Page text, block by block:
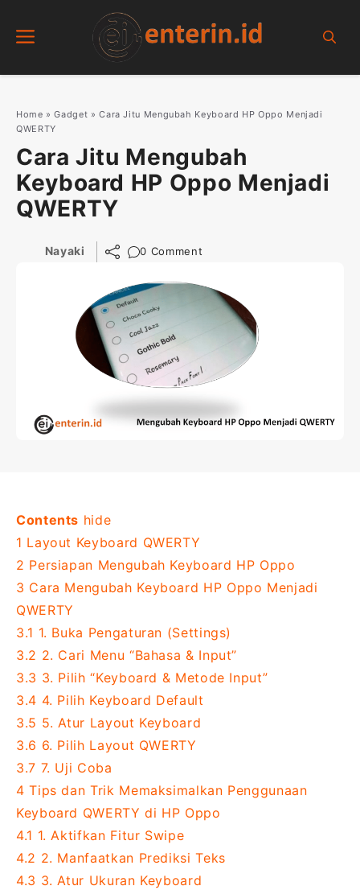
Menu
Home »Gadget »Cara Jitu Mengubah Keyboard HP Oppo Menjadi
QWERTY
Cara Jitu Mengubah
Keyboard HP Oppo Menjadi
QWERTY
Nayaki 0 Comment
Contents hide
1 Layout Keyboard QWERTY
2 Persiapan Mengubah Keyboard HP Oppo
3 Cara Mengubah Keyboard HP Oppo Menjadi
QWERTY
3.1 1. Buka Pengaturan (Settings)
3.2 2. Cari Menu “Bahasa & Input”
3.3 3. Pilih “Keyboard & Metode Input”
3.4 4. Pilih Keyboard Default
3.5 5. Atur Layout Keyboard
3.6 6. Pilih Layout QWERTY
3.7 7. Uji Coba
4 Tips dan Trik Memaksimalkan Penggunaan
Keyboard QWERTY di HP Oppo
4.1 1. Aktifkan Fitur Swipe
4.2 2. Manfaatkan Prediksi Teks
4.3 3. Atur Ukuran Keyboard